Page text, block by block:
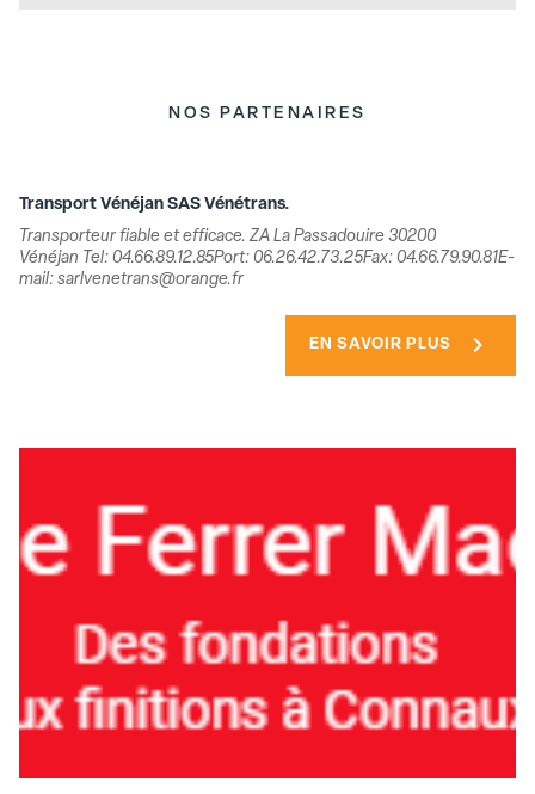
NOS PARTENAIRES
Transport Vénéjan SAS Vénétrans.
Transporteur fiable et efficace. ZA La Passadouire 30200
Vénéjan Tel: 04.66.89.12.85Port: 06.26.42.73.25Fax: 04.66.79.90.81E-
mail: sarlvenetrans@orange.fr
EN SAVOIR PLUS chevron_right